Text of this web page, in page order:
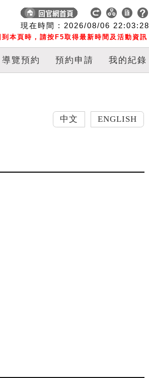
現在時間 : 2026/08/06 22:03:29
本頁時，請按F5取得最新時間及活動資訊
導覽預約 預約申請 我的紀錄
ENGLISH